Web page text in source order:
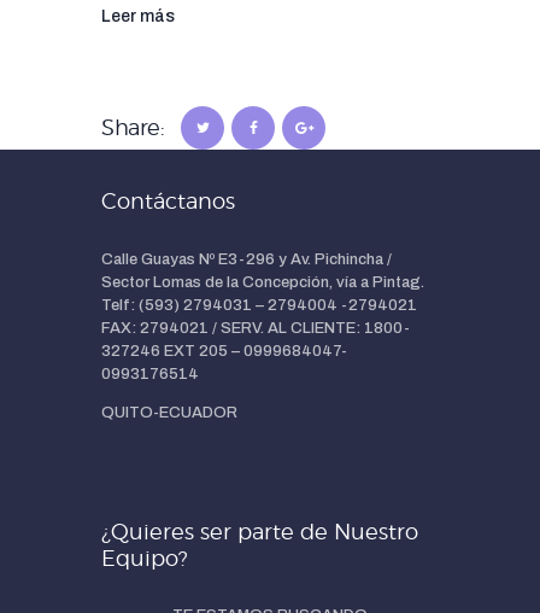
Leer más
Share:
Contáctanos
Calle Guayas Nº E3-296 y Av. Pichincha /
Sector Lomas de la Concepción, vía a Pintag.
Telf: (593) 2794031 – 2794004 -2794021
FAX: 2794021 / SERV. AL CLIENTE: 1800-
327246 EXT 205 – 0999684047-
0993176514
QUITO-ECUADOR
¿Quieres ser parte de Nuestro
Equipo?